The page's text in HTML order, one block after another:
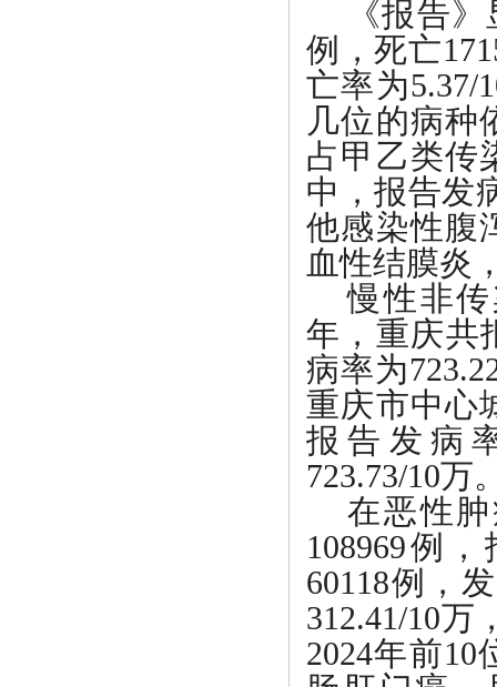
《报告
例，死亡
亡率为5.37/
几位的病种
占甲乙类传
中，报告发
他感染性腹
血性结膜炎
慢性非
年，重庆共
病率为
重庆市中心
报告发病
723.73/10万
在恶性
108969例
60118例，
312.41/10万
2024年前